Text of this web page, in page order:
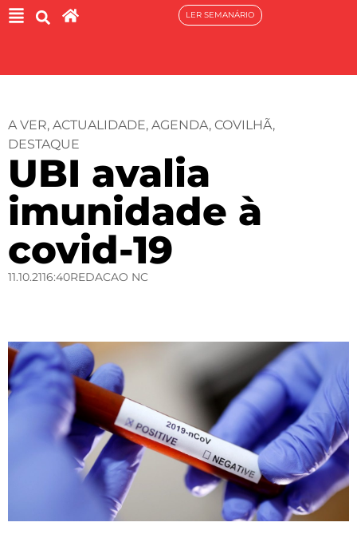
LER SEMANÁRIO
A VER, ACTUALIDADE, AGENDA, COVILHÃ,
DESTAQUE
UBI avalia
imunidade à
covid-19
11.10.2116:40REDACAO NC